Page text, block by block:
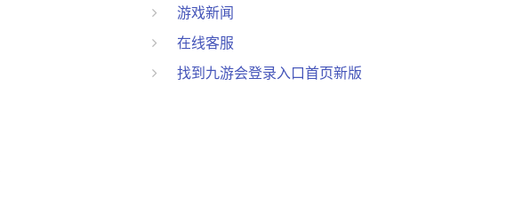
游戏新闻
在线客服
找到九游会登录入口首页新版